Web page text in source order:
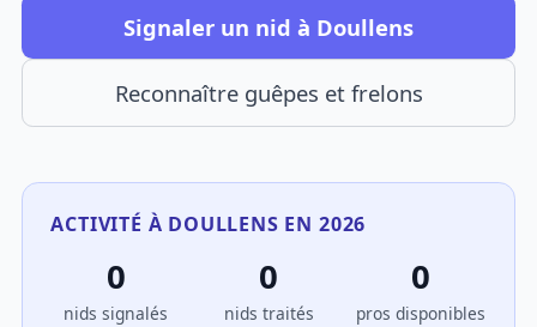
Signaler un nid à Doullens
Reconnaître guêpes et frelons
ACTIVITÉ À DOULLENS EN 2026
0
nids signalés
0
nids traités
0
pros disponibles